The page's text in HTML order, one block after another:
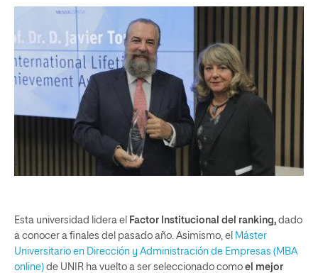
Esta universidad lidera el Factor Institucional del ranking, dado
a conocer a finales del pasado año. Asimismo, el Máster
Universitario en Dirección y Administración de Empresas (MBA
online) de UNIR ha vuelto a ser seleccionado como el mejor